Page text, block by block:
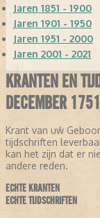
Jaren 1851 - 1900
Jaren 1901 - 1950
Jaren 1951 - 2000
Jaren 2001 - 2021
KRANTEN EN
DECEMBER 1751
Krant van uw
tijdschriften
kan het zijn dat er
andere reden.
ECHTE KRANTEN
ECHTE TIJDSCHRIFTEN